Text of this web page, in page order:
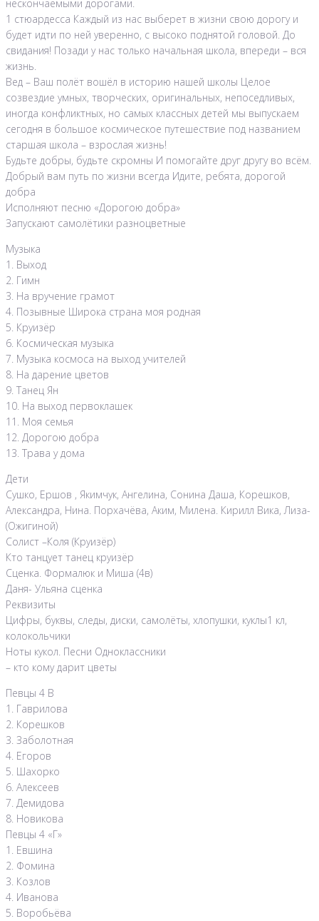
нескончаемыми дорогами.
1 стюардесса Каждый из нас выберет в жизни свою дорогу и
будет идти по ней уверенно, с высоко поднятой головой. До
свидания! Позади у нас только начальная школа, впереди – вся
жизнь.
Вед – Ваш полёт вошёл в историю нашей школы Целое
созвездие умных, творческих, оригинальных, непоседливых,
иногда конфликтных, но самых классных детей мы выпускаем
сегодня в большое космическое путешествие под названием
старшая школа – взрослая жизнь!
Будьте добры, будьте скромны И помогайте друг другу во всём.
Добрый вам путь по жизни всегда Идите, ребята, дорогой
добра
Исполняют песню «Дорогою добра»
Запускают самолётики разноцветные
Музыка
1. Выход
2. Гимн
3. На вручение грамот
4. Позывные Широка страна моя родная
5. Круизёр
6. Космическая музыка
7. Музыка космоса на выход учителей
8. На дарение цветов
9. Танец Ян
10. На выход первоклашек
11. Моя семья
12. Дорогою добра
13. Трава у дома
Дети
Сушко, Ершов , Якимчук, Ангелина, Сонина Даша, Корешков,
Александра, Нина. Порхачёва, Аким, Милена. Кирилл Вика, Лиза-
(Ожигиной)
Солист –Коля (Круизёр)
Кто танцует танец круизёр
Сценка. Формалюк и Миша (4в)
Даня- Ульяна сценка
Реквизиты
Цифры, буквы, следы, диски, самолёты, хлопушки, куклы1 кл,
колокольчики
Ноты кукол. Песни Одноклассники
– кто кому дарит цветы
Певцы 4 В
1. Гаврилова
2. Корешков
3. Заболотная
4. Егоров
5. Шахорко
6. Алексеев
7. Демидова
8. Новикова
Певцы 4 «Г»
1. Евшина
2. Фомина
3. Козлов
4. Иванова
5. Воробьёва